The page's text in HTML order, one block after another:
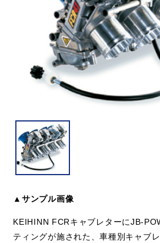
▲サンプル画像
KEIHINN FCRキャブレターにJB-
ティングが施された、車種別キャブレ